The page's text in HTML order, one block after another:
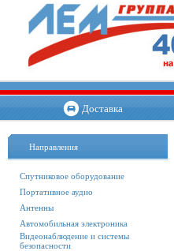
Доставка
Направления
Спутниковое оборудование
Портативное аудио
Антенны
Автомобильная электроника
Видеонаблюдение и системы
безопасности